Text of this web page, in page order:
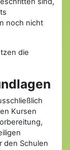
noch nicht
die
Kursen
den Schulen